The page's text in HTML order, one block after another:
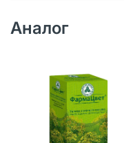
Аналог